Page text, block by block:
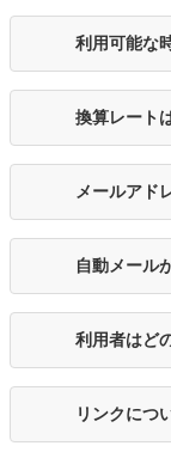
利用可能な
換算レート
メールアド
自動メール
利用者はど
リンクにつ